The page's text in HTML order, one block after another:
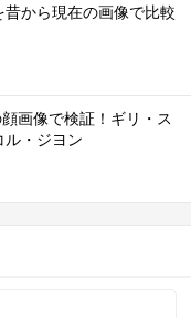
から現在の画像で比較
画像で検証！ギリ・ス
ル・ジヨン